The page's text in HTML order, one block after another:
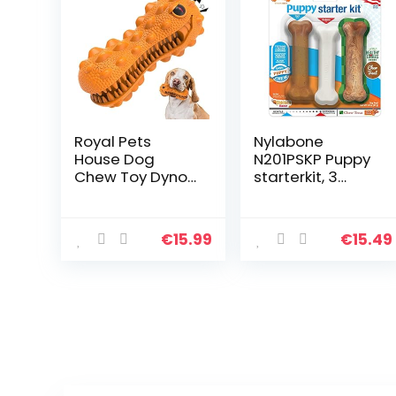
Royal Pets
House Dog
Chew Toy Dyno |
Rubber |
Tandenborstel
€15.99
Nylabone
N201PSKP Puppy
starterkit, 3
€15.49